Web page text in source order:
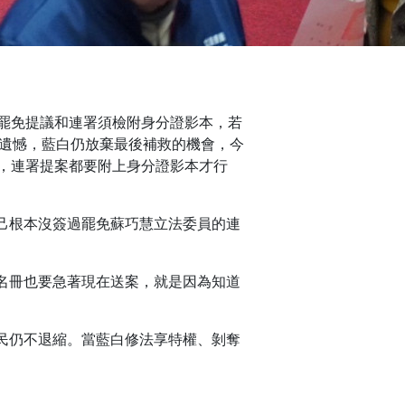
免提議和連署須檢附身分證影本，若
憾，藍白仍放棄最後補救的機會，今
連署提案都要附上身分證影本才行
本沒簽過罷免蘇巧慧立法委員的連
也要急著現在送案，就是因為知道
不退縮。當藍白修法享特權、剝奪